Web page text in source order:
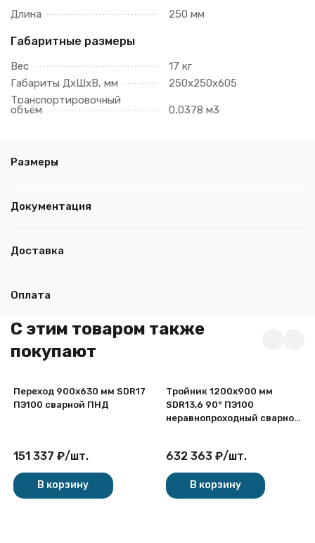
Длина 250 мм
Габаритные размеры
Вес
17 кг
Габариты ДхШхВ, мм
250x250x605
Транспортировочный
объём 0,0378 м3
Размеры
Документация
Доставка
Оплата
C этим товаром также
покупают
Переход 900х630 мм SDR17
ПЭ100 сварной ПНД
151 337 ₽/шт.
В корзину
Тройник 1200х900 мм
SDR13,6 90° ПЭ100
неравнопроходный сварной
632 363 ₽/шт.
В корзину